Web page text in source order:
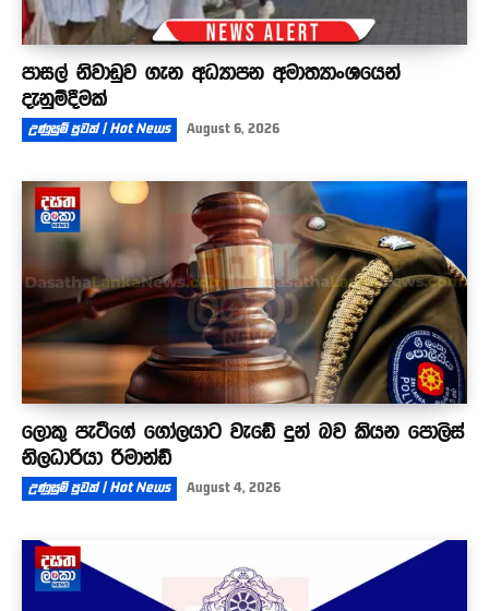
පාසල් නිවාඩුව ගැන අධ්‍යාපන අමාත්‍යාංශයෙන්
දැනුම්දීමක්
උණුසුම් පුවත් | Hot News August 6, 2026
ලොකු පැටීගේ ගෝලයාට වැඩේ දුන් බව කියන පොලිස්
නිලධාරියා රිමාන්ඩ්
උණුසුම් පුවත් | Hot News August 4, 2026